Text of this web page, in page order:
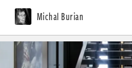
Michal Burian